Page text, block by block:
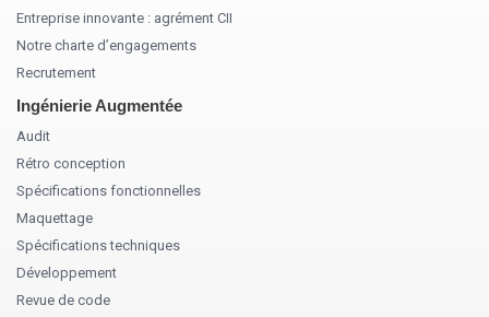
Entreprise innovante : agrément CII
Notre charte d’engagements
Recrutement
Ingénierie Augmentée
Audit
Rétro conception
Spécifications fonctionnelles
Maquettage
Spécifications techniques
Développement
Revue de code